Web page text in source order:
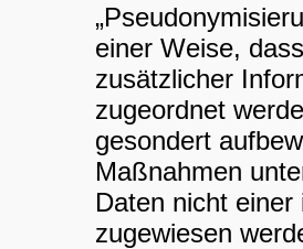
einer Weise,
zusätzlicher
zugeordnet
gesondert
Maßnahmen
Daten nicht
zugewiesen